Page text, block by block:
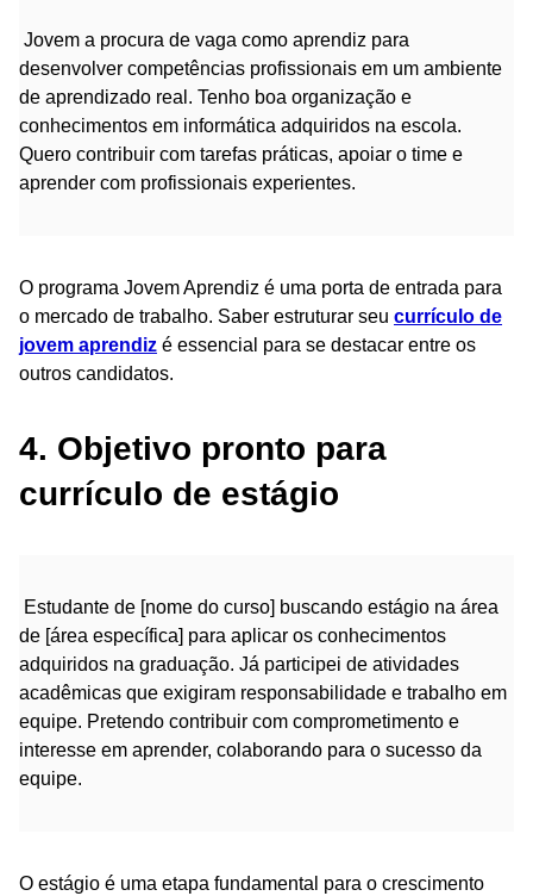
Jovem a procura de vaga como aprendiz para
desenvolver competências profissionais em um ambiente
de aprendizado real. Tenho boa organização e
conhecimentos em informática adquiridos na escola.
Quero contribuir com tarefas práticas, apoiar o time e
aprender com profissionais experientes.
O programa Jovem Aprendiz é uma porta de entrada para
o mercado de trabalho. Saber estruturar seu currículo de
jovem aprendiz é essencial para se destacar entre os
outros candidatos.
4. Objetivo pronto para
currículo de estágio
Estudante de [nome do curso] buscando estágio na área
de [área específica] para aplicar os conhecimentos
adquiridos na graduação. Já participei de atividades
acadêmicas que exigiram responsabilidade e trabalho em
equipe. Pretendo contribuir com comprometimento e
interesse em aprender, colaborando para o sucesso da
equipe.
O estágio é uma etapa fundamental para o crescimento